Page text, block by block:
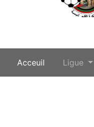
Acceuil (current)
Ligue